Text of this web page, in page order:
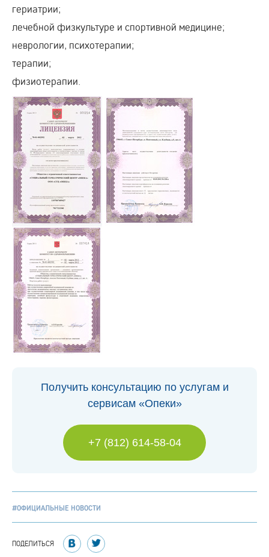
гериатрии;
лечебной физкультуре и спортивной медицине;
неврологии, психотерапии;
терапии;
физиотерапии.
Получить консультацию по услугам и
сервисам «Опеки»
+7 (812) 614-58-04
#ОФИЦИАЛЬНЫЕ НОВОСТИ
ПОДЕЛИТЬСЯ